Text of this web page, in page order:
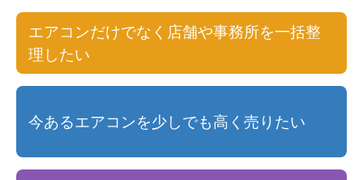
エアコンだけでなく店舗や事務所を一括整
理したい
今あるエアコンを少しでも高く売りたい